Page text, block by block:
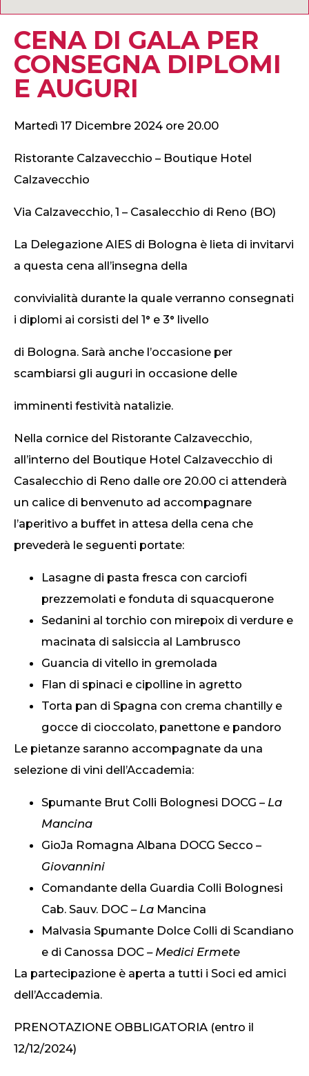
CENA DI GALA PER
CONSEGNA DIPLOMI
E AUGURI
Martedì 17 Dicembre 2024 ore 20.00
Ristorante Calzavecchio – Boutique Hotel
Calzavecchio
Via Calzavecchio, 1 – Casalecchio di Reno (BO)
La Delegazione AIES di Bologna è lieta di invitarvi
a questa cena all’insegna della
convivialità durante la quale verranno consegnati
i diplomi ai corsisti del 1° e 3° livello
di Bologna. Sarà anche l’occasione per
scambiarsi gli auguri in occasione delle
imminenti festività natalizie.
Nella cornice del Ristorante Calzavecchio,
all’interno del Boutique Hotel Calzavecchio di
Casalecchio di Reno dalle ore 20.00 ci attenderà
un calice di benvenuto ad accompagnare
l’aperitivo a buffet in attesa della cena che
prevederà le seguenti portate:
Lasagne di pasta fresca con carciofi
prezzemolati e fonduta di squacquerone
Sedanini al torchio con mirepoix di verdure e
macinata di salsiccia al Lambrusco
Guancia di vitello in gremolada
Flan di spinaci e cipolline in agretto
Torta pan di Spagna con crema chantilly e
gocce di cioccolato, panettone e pandoro
Le pietanze saranno accompagnate da una
selezione di vini dell’Accademia:
Spumante Brut Colli Bolognesi DOCG – La
Mancina
GioJa Romagna Albana DOCG Secco –
Giovannini
Comandante della Guardia Colli Bolognesi
Cab. Sauv. DOC – La Mancina
Malvasia Spumante Dolce Colli di Scandiano
e di Canossa DOC – Medici Ermete
La partecipazione è aperta a tutti i Soci ed amici
dell’Accademia.
PRENOTAZIONE OBBLIGATORIA (entro il
12/12/2024)